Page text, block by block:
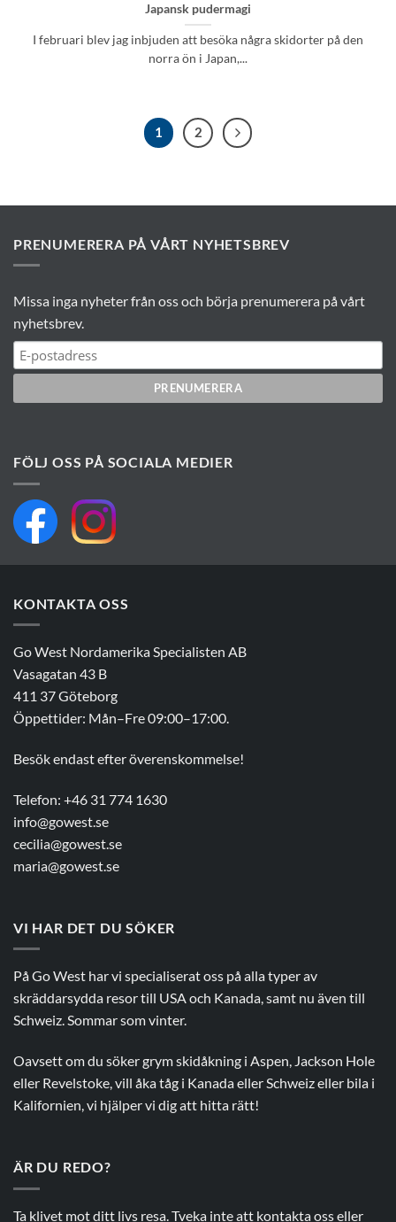
Japansk pudermagi
I februari blev jag inbjuden att besöka några skidorter på den
norra ön i Japan,...
1 2
PRENUMERERA PÅ VÅRT NYHETSBREV
Missa inga nyheter från oss och börja prenumerera på vårt
nyhetsbrev.
FÖLJ OSS PÅ SOCIALA MEDIER
KONTAKTA OSS
Go West Nordamerika Specialisten AB
Vasagatan 43 B
411 37 Göteborg
Öppettider: Mån–Fre 09:00–17:00.
Besök endast efter överenskommelse!
Telefon: +46 31 774 1630
info@gowest.se
cecilia@gowest.se
maria@gowest.se
VI HAR DET DU SÖKER
På Go West har vi specialiserat oss på alla typer av
skräddarsydda resor till USA och Kanada, samt nu även till
Schweiz. Sommar som vinter.
Oavsett om du söker grym skidåkning i Aspen, Jackson Hole
eller Revelstoke, vill åka tåg i Kanada eller Schweiz eller bila i
Kalifornien, vi hjälper vi dig att hitta rätt!
ÄR DU REDO?
Ta klivet mot ditt livs resa. Tveka inte att kontakta oss eller